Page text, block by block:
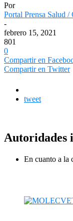
Por
Portal Prensa Salud
-
febrero 15, 2021
801
0
Compartir en
Compartir en Twitter
tweet
Autoridades
En cuanto a la